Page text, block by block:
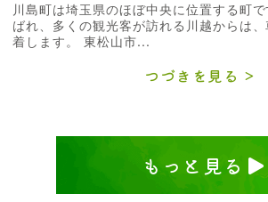
川島町は埼玉県のほぼ中央に位置する町
ばれ、多くの観光客が訪れる川越からは
着します。 東松山市...
つづきを見る
もっと見る